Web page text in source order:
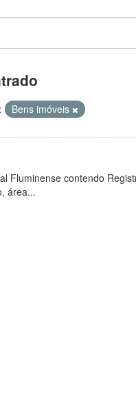
Bens imóveis
Fluminense contendo
área...